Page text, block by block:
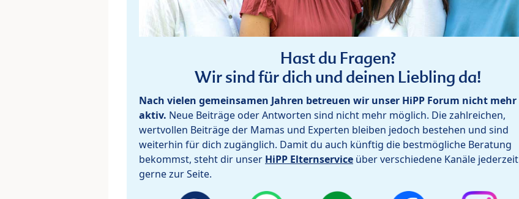
Hast du Fragen?
Wir sind für dich und deinen Liebling da!
Nach vielen gemeinsamen Jahren betreuen wir unser HiPP Forum nicht mehr
aktiv. Neue Beiträge oder Antworten sind nicht mehr möglich. Die zahlreichen,
wertvollen Beiträge der Mamas und Experten bleiben jedoch bestehen und sind
weiterhin für dich zugänglich. Damit du auch künftig die bestmögliche Beratung
bekommst, steht dir unser HiPP Elternservice über verschiedene Kanäle jederzeit
gerne zur Seite.